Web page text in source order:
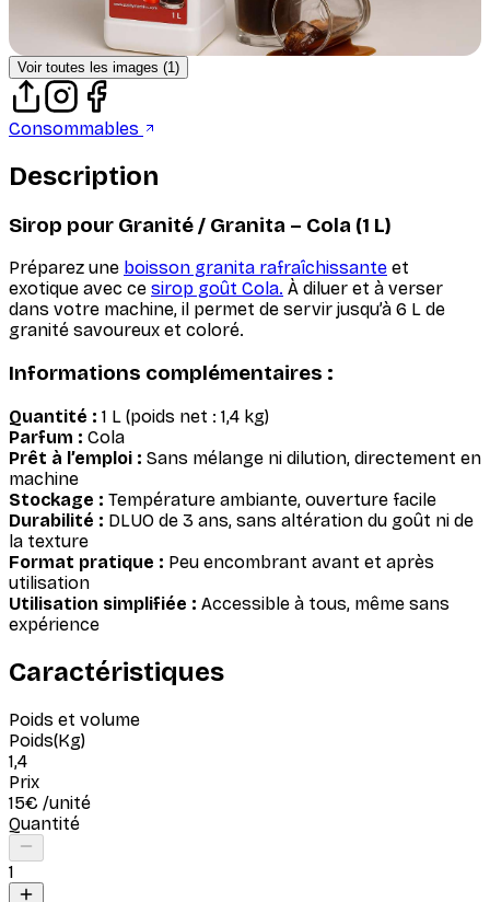
Voir toutes les images (1 )
Consommables
Description
Sirop pour Granité / Granita – Cola (1 L)
Préparez une boisson granita rafraîchissante et
exotique avec ce sirop goût Cola. À diluer et à verser
dans votre machine, il permet de servir jusqu’à 6 L de
granité savoureux et coloré.
Informations complémentaires :
Quantité : 1 L (poids net : 1,4 kg)
Parfum : Cola
Prêt à l’emploi : Sans mélange ni dilution, directement en
machine
Stockage : Température ambiante, ouverture facile
Durabilité : DLUO de 3 ans, sans altération du goût ni de
la texture
Format pratique : Peu encombrant avant et après
utilisation
Utilisation simplifiée : Accessible à tous, même sans
expérience
Caractéristiques
Poids et volume
Poids(Kg)
1,4
Prix
15€ /unité
Quantité
1